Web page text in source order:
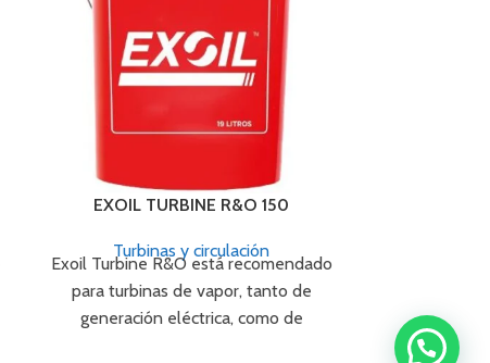
EXOIL TURBINE R&O 150
Turbinas y circulación
Exoil Turbine R&O está recomendado
para turbinas de vapor, tanto de
generación eléctrica, como de
propulsión